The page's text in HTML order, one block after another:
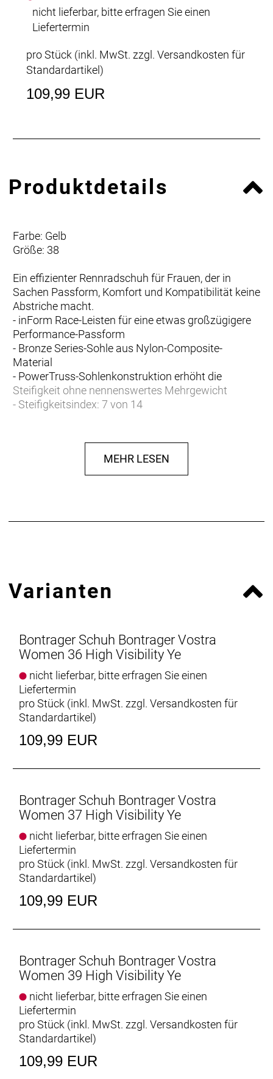
nicht lieferbar, bitte erfragen Sie einen
Liefertermin
pro Stück (inkl. MwSt. zzgl. Versandkosten für
Standardartikel)
109,99 EUR
Produktdetails
Farbe: Gelb
Größe: 38
Ein effizienter Rennradschuh für Frauen, der in
Sachen Passform, Komfort und Kompatibilität keine
Abstriche macht.
- inForm Race-Leisten für eine etwas großzügigere
Performance-Passform
- Bronze Series-Sohle aus Nylon-Composite-
Material
- PowerTruss-Sohlenkonstruktion erhöht die
Steifigkeit ohne nennenswertes Mehrgewicht
- Steifigkeitsindex: 7 von 14
Loch-Platte separat erhältlich)
- Fasergehalt (Liner): 100% Polyester
MEHR LESEN
Varianten
Bontrager Schuh Bontrager Vostra
Women 36 High Visibility Ye
nicht lieferbar, bitte erfragen Sie einen
Liefertermin
pro Stück (inkl. MwSt. zzgl. Versandkosten für
Standardartikel)
109,99 EUR
Bontrager Schuh Bontrager Vostra
Women 37 High Visibility Ye
nicht lieferbar, bitte erfragen Sie einen
Liefertermin
pro Stück (inkl. MwSt. zzgl. Versandkosten für
Standardartikel)
109,99 EUR
Bontrager Schuh Bontrager Vostra
Women 39 High Visibility Ye
nicht lieferbar, bitte erfragen Sie einen
Liefertermin
pro Stück (inkl. MwSt. zzgl. Versandkosten für
Standardartikel)
109,99 EUR